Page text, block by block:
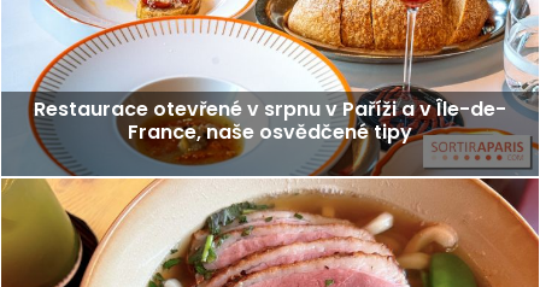
Restaurace otevřené v srpnu v Paříži a v Île-de-
France, naše osvědčené tipy